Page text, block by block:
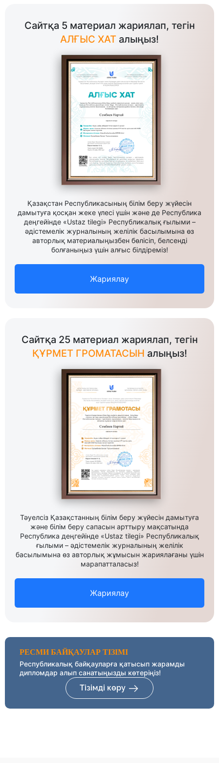
Сайтқа 5 материал жариялап, тегін
АЛҒЫС ХАТ алыңыз!
Қазақстан Республикасының білім беру жүйесін
дамытуға қосқан жеке үлесі үшін және де Республика
деңгейінде «Ustaz tilegi» Республикалық ғылыми –
әдістемелік журналының желілік басылымына өз
авторлық материалыңызбен бөлісіп, белсенді
болғаныңыз үшін алғыс білдіреміз!
Жариялау
Сайтқа 25 материал жариялап, тегін
ҚҰРМЕТ ГРОМАТАСЫН алыңыз!
Тәуелсіз Қазақстанның білім беру жүйесін дамытуға
және білім беру сапасын арттыру мақсатында
Республика деңгейінде «Ustaz tilegi» Республикалық
ғылыми – әдістемелік журналының желілік
басылымына өз авторлық жұмысын жариялағаны үшін
марапатталасыз!
Жариялау
РЕСМИ БАЙҚАУЛАР ТІЗІМІ
Республикалық байқауларға қатысып жарамды
дипломдар алып санатыңызды көтеріңіз!
Тізімді көру